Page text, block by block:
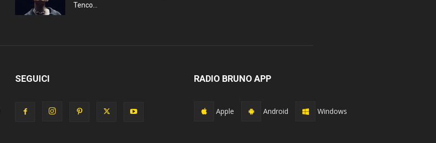
Tenco...
SEGUICI RADIO BRUNO APP
Apple Android Windows